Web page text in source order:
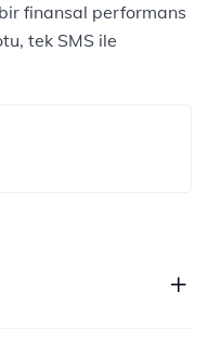
finansal performans
tek SMS ile